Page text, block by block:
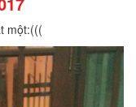
một:(((